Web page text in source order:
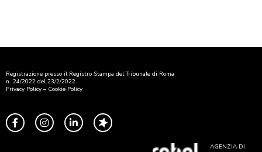
Registrazione presso il Registro Stampa del Tribunale di Roma
n. 24/2022 del 23/2/2022
Privacy Policy – Cookie Policy
AGENZIA DI